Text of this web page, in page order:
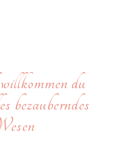
du
bezauberndes